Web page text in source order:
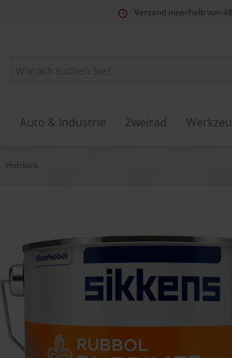
Versand innerhalb von
Auto & Industrie Zweirad
Holzlack